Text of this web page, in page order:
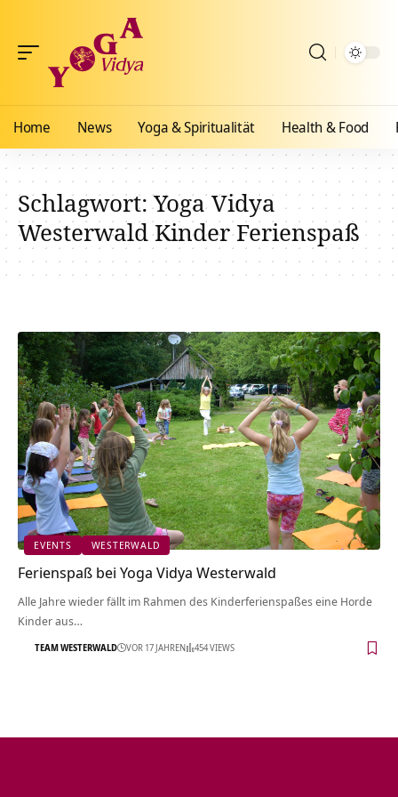
Home News Yoga & Spiritualität Health & Food
Schlagwort:Yoga Vidya
Westerwald Kinder Ferienspaß
EVENTS WESTERWALD
Ferienspaß bei Yoga Vidya Westerwald
Alle Jahre wieder fällt im Rahmen des Kinderferienspaßes eine Horde
Kinder aus…
TEAM WESTERWALD VOR 17 JAHREN 454 VIEWS